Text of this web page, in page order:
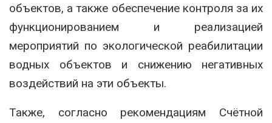
объектов, а также обеспечение контроля за их
функционированием и реализацией
мероприятий по экологической реабилитации
водных объектов и снижению негативных
воздействий на эти объекты.
Также, согласно рекомендациям Счётной